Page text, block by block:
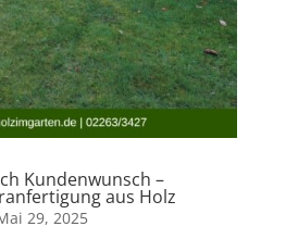
Kundenwunsch –
aus Holz
29, 2025